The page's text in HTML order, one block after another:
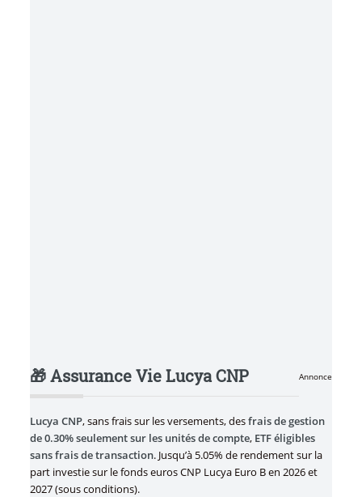
Annonce
🎁 Assurance Vie Lucya CNP
Lucya CNP, sans frais sur les versements, desfrais de gestion
de 0.30% seulement sur les unités de compte, ETF éligibles
sans frais de transaction. Jusqu’à 5.05% de rendement sur la
part investie sur le fonds euros CNP Lucya Euro B en 2026 et
2027 (sous conditions).